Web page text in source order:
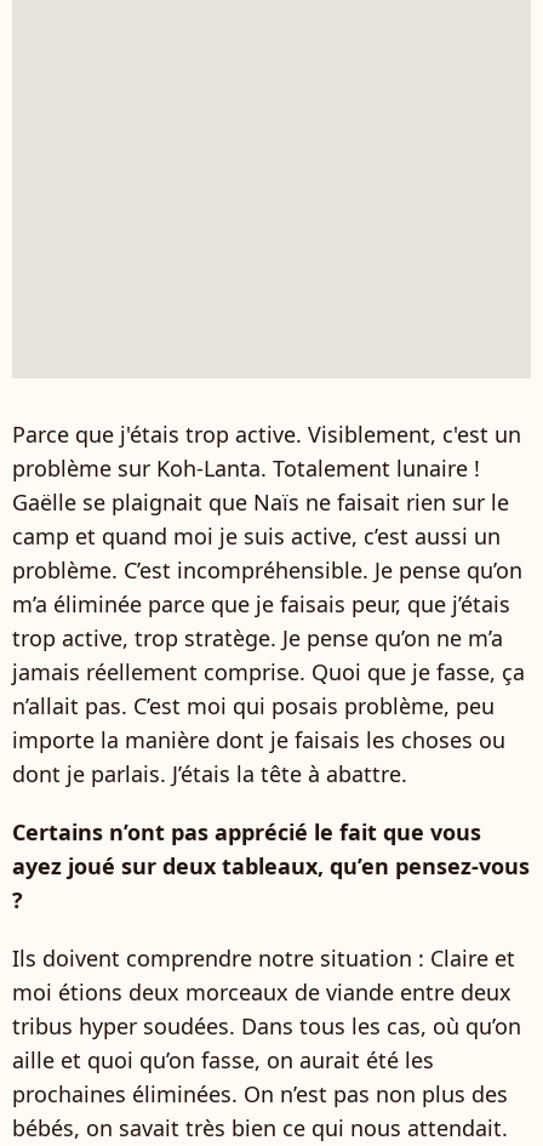
Parce que j'étais trop active. Visiblement, c'est un
problème sur Koh-Lanta. Totalement lunaire !
Gaëlle se plaignait que Naïs ne faisait rien sur le
camp et quand moi je suis active, c’est aussi un
problème. C’est incompréhensible. Je pense qu’on
m’a éliminée parce que je faisais peur, que j’étais
trop active, trop stratège. Je pense qu’on ne m’a
jamais réellement comprise. Quoi que je fasse, ça
n’allait pas. C’est moi qui posais problème, peu
importe la manière dont je faisais les choses ou
dont je parlais. J’étais la tête à abattre.
Certains n’ont pas apprécié le fait que vous
ayez joué sur deux tableaux, qu’en pensez-vous
?
Ils doivent comprendre notre situation : Claire et
moi étions deux morceaux de viande entre deux
tribus hyper soudées. Dans tous les cas, où qu’on
aille et quoi qu’on fasse, on aurait été les
prochaines éliminées. On n’est pas non plus des
bébés, on savait très bien ce qui nous attendait.